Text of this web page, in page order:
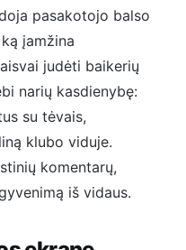
pasakotojo balso
įamžina
judėti baikerių
narių kasdienybę:
su tėvais,
klubo viduje.
komentarų,
iš vidaus.